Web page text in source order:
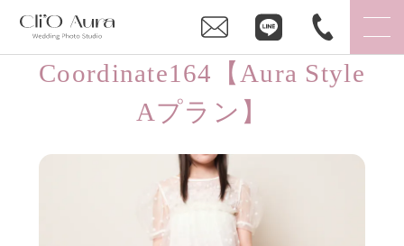
Coordinate164【Aura Style
Aプラン】